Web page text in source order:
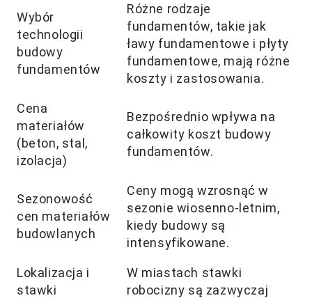
Wybór
technologii
budowy
fundamentów
Różne rodzaje
fundamentów, takie jak
ławy fundamentowe i płyty
fundamentowe, mają różne
koszty i zastosowania.
Cena
materiałów
(beton, stal,
izolacja)
Bezpośrednio wpływa na
całkowity koszt budowy
fundamentów.
Sezonowość
cen materiałów
budowlanych
Ceny mogą wzrosnąć w
sezonie wiosenno-letnim,
kiedy budowy są
intensyfikowane.
Lokalizacja i
stawki
W miastach stawki
robocizny są zazwyczaj